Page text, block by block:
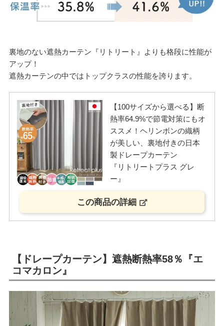
裏地のない遮熱カーテン『リトリート』よりも格段に性能が
アップ！
遮熱カーテンの中ではトップクラスの性能を誇ります。
【100サイズから選べる】断
熱率64.9%で節電対策にもオ
ススメ！ヘリンボンの織柄
が美しい、裏地付きの日本
製ドレープカーテン
『リトリートプラス グレ
ー』
この商品の詳細
【ドレープカーテン】遮熱断熱率58％『エ
コマカロン』